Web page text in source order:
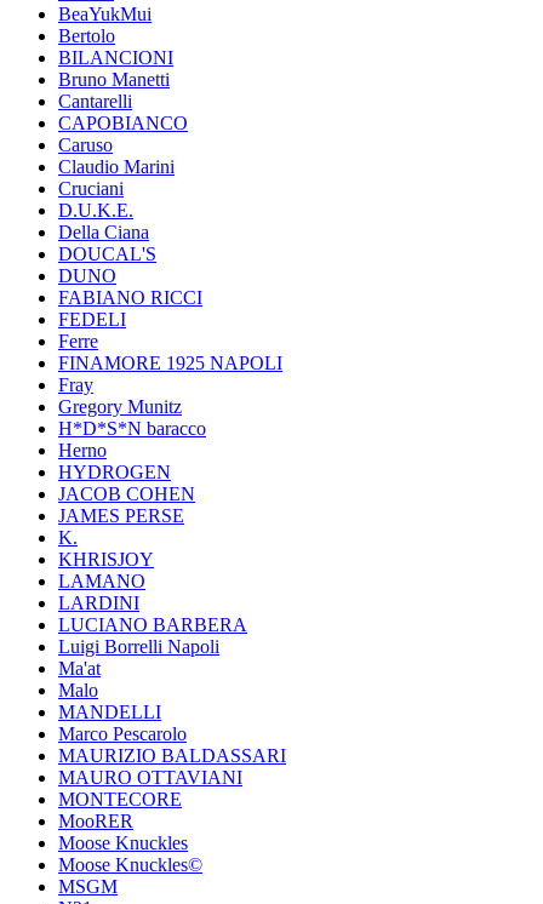
BeaYukMui
Bertolo
BILANCIONI
Bruno Manetti
Cantarelli
CAPOBIANCO
Caruso
Claudio Marini
Cruciani
D.U.K.E.
Della Ciana
DOUCAL'S
DUNO
FABIANO RICCI
FEDELI
Ferre
FINAMORE 1925 NAPOLI
Fray
Gregory Munitz
H*D*S*N baracco
Herno
HYDROGEN
JACOB COHEN
JAMES PERSE
K.
KHRISJOY
LAMANO
LARDINI
LUCIANO BARBERA
Luigi Borrelli Napoli
Ma'at
Malo
MANDELLI
Marco Pescarolo
MAURIZIO BALDASSARI
MAURO OTTAVIANI
MONTECORE
MooRER
Moose Knuckles
Moose Knuckles©️
MSGM